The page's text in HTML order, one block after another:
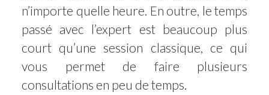
n’importe quelle heure. En outre, le temps
passé avec l’expert est beaucoup plus
court qu’une session classique, ce qui
vous permet de faire plusieurs
consultations en peu de temps.